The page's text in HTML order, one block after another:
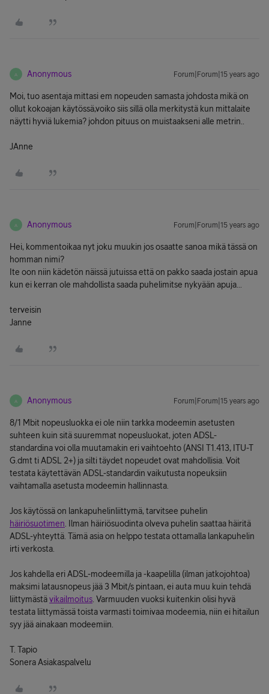
A Anonymous Forum|Forum|15 years ago
Moi, tuo asentaja mittasi em nopeuden samasta johdosta mikä on
ollut kokoajan käytössä,voiko siis sillä olla merkitystä kun mittalaite
näytti hyviä lukemia? johdon pituus on muistaakseni alle metrin..
JAnne
A Anonymous Forum|Forum|15 years ago
Hei, kommentoikaa nyt joku muukin jos osaatte sanoa mikä tässä on
homman nimi?
Ite oon niin kädetön näissä jutuissa että on pakko saada jostain apua
kun ei kerran ole mahdollista saada puhelimitse nykyään apuja...
terveisin
Janne
A Anonymous Forum|Forum|15 years ago
8/1 Mbit nopeusluokka ei ole niin tarkka modeemin asetusten
suhteen kuin sitä suuremmat nopeusluokat, joten ADSL-
standardina voi olla muutamakin eri vaihtoehto (ANSI T1.413, ITU-T
G.dmt ti ADSL 2+) ja silti täydet nopeudet ovat mahdollisia. Voit
testata käytettävän ADSL-standardin vaikutusta nopeuksiin
vaihtamalla asetusta modeemin hallinnasta.
Jos käytössä on lankapuhelinliittymä, tarvitsee puhelin
häiriösuotimen . Ilman häiriösuodinta olveva puhelin saattaa häiritä
ADSL-yhteyttä. Tämä asia on helppo testata ottamalla lankapuhelin
irti verkosta.
Jos kahdella eri ADSL-modeemilla ja -kaapelilla (ilman jatkojohtoa)
maksimi latausnopeus jää 3 Mbit/s pintaan, ei auta muu kuin tehdä
liittymästävikailmoitus . Varmuuden vuoksi kuitenkin olisi hyvä
testata liittymässä toista varmasti toimivaa modeemia, niin ei hitailun
syy jää ainakaan modeemiin.
T. Tapio
Sonera Asiakaspalvelu